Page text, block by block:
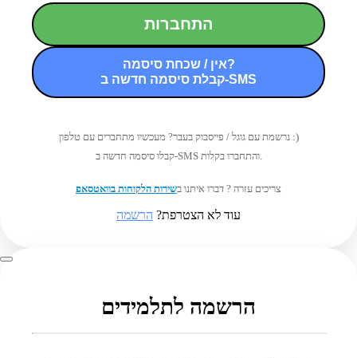
התחברות
אין / שכחת סיסמה?
קבלת סיסמה חדשה ב-SMS
נרשמת עם גוגל / פייסבוק בעבר? מעכשיו מתחברים עם טלפון :)
קבלו סיסמה חדשה ב-SMS והתחברו בקלות.
צריכים עזרה ? דברו איתנו בשירות הלקוחות בוואטסאפ
עוד לא הצטרפת? הרשמה
הרשמה לתלמידים